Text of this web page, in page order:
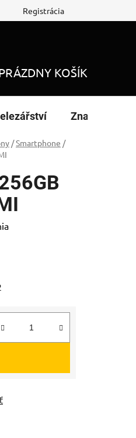
Registrácia
KOŠÍK
Značky
/Smartphone /